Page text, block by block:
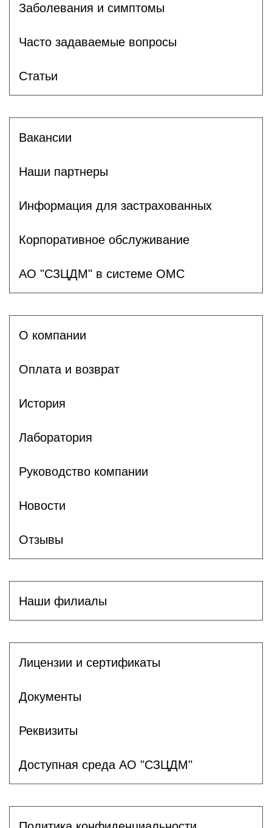
Заболевания и симптомы
Часто задаваемые вопросы
Статьи
Вакансии
Наши партнеры
Информация для застрахованных
Корпоративное обслуживание
АО "СЗЦДМ" в системе ОМС
О компании
Оплата и возврат
История
Лаборатория
Руководство компании
Новости
Отзывы
Наши филиалы
Лицензии и сертификаты
Документы
Реквизиты
Доступная среда АО "СЗЦДМ"